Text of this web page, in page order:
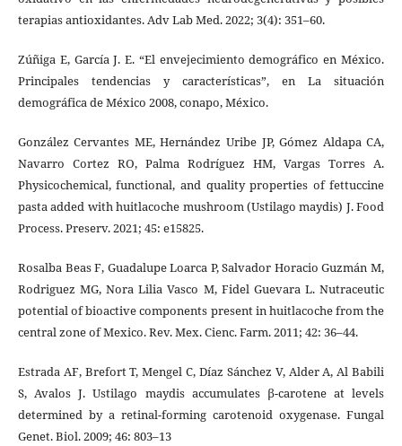
terapias antioxidantes. Adv Lab Med. 2022; 3(4): 351–60.
Zúñiga E, García J. E. “El envejecimiento demográfico en México.
Principales tendencias y características”, en La situación
demográfica de México 2008, conapo, México.
González Cervantes ME, Hernández Uribe JP, Gómez Aldapa CA,
Navarro Cortez RO, Palma Rodríguez HM, Vargas Torres A.
Physicochemical, functional, and quality properties of fettuccine
pasta added with huitlacoche mushroom (Ustilago maydis) J. Food
Process. Preserv. 2021; 45: e15825.
Rosalba Beas F, Guadalupe Loarca P, Salvador Horacio Guzmán M,
Rodriguez MG, Nora Lilia Vasco M, Fidel Guevara L. Nutraceutic
potential of bioactive components present in huitlacoche from the
central zone of Mexico. Rev. Mex. Cienc. Farm. 2011; 42: 36–44.
Estrada AF, Brefort T, Mengel C, Díaz Sánchez V, Alder A, Al Babili
S, Avalos J. Ustilago maydis accumulates β-carotene at levels
determined by a retinal-forming carotenoid oxygenase. Fungal
Genet. Biol. 2009; 46: 803–13